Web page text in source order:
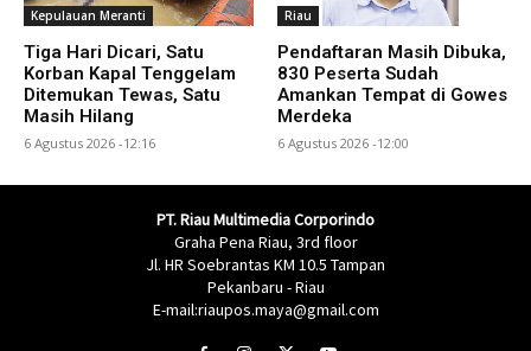
Kepulauan Meranti
Tiga Hari Dicari, Satu
Korban Kapal Tenggelam
Ditemukan Tewas, Satu
Masih Hilang
6 Agustus 2026 -12:16
Riau
Pendaftaran Masih Dibuka,
830 Peserta Sudah
Amankan Tempat di Gowes
Merdeka
6 Agustus 2026 -12:00
PT. Riau Multimedia Corporindo
Graha Pena Riau, 3rd floor
Jl. HR Soebrantas KM 10.5 Tampan
Pekanbaru - Riau
E-mail:riaupos.maya@gmail.com